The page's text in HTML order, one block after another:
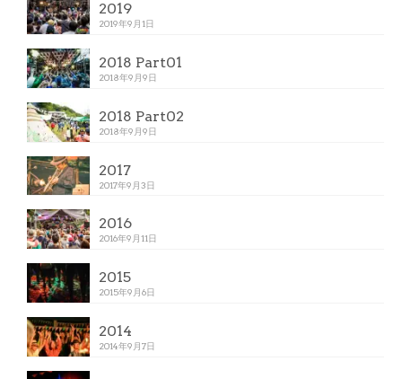
2019
2019年9月1日
2018 Part01
2018年9月9日
2018 Part02
2018年9月9日
2017
2017年9月3日
2016
2016年9月11日
2015
2015年9月6日
2014
2014年9月7日